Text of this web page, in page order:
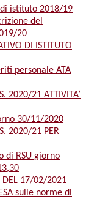
istituto 2018/19
del
20
DI ISTITUTO
personale ATA
2020/21 ATTIVITA’
30/11/2020
2020/21 PER
di RSU giorno
DEL 17/02/2021
sulle norme di